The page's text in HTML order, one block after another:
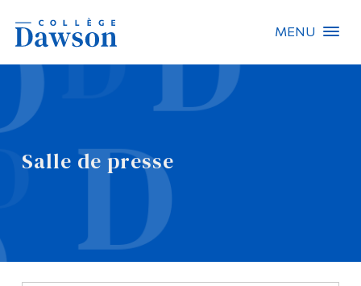
MENU
Salle de presse
Recherche sur le site
Recherche de personnes
EN
Omnivox